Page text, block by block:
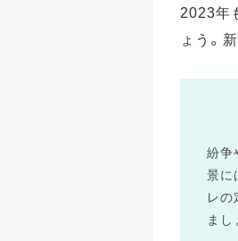
2023年
ょう。
紛争
景に
レ
まし